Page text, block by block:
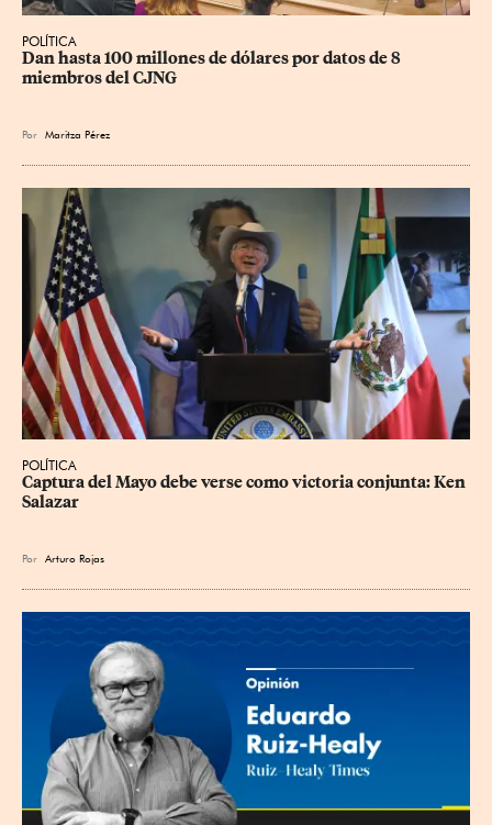
POLÍTICA
Dan hasta 100 millones de dólares por datos de 8
miembros del CJNG
Por Maritza Pérez
POLÍTICA
Captura del Mayo debe verse como victoria conjunta: Ken
Salazar
Por Arturo Rojas